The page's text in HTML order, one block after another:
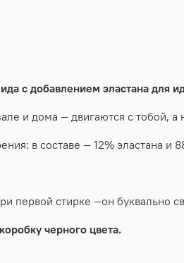
с добавлением эластана для
и дома — двигаются с тобой, а
в составе — 12% эластана и
первой стирке —он буквально
черного цвета.